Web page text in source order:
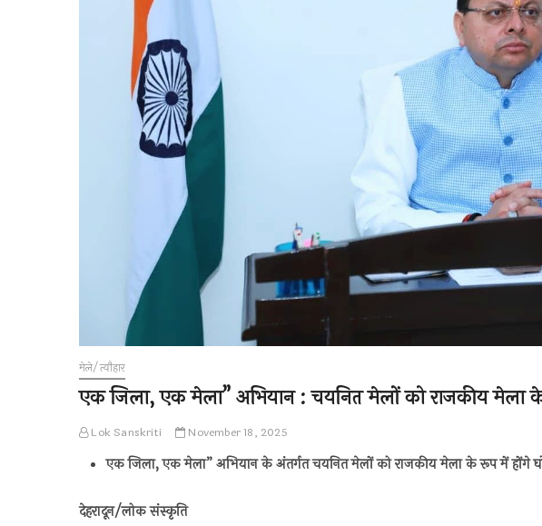
मेले/त्यौहार
एक जिला, एक मेला” अभियान : चयनित मेलों को राजकीय मेला
Lok Sanskriti November 18, 2025
एक जिला, एक मेला” अभियान के अंतर्गत चयनित मेलों को राजकीय मेला के रूप में होंगे
देहरादून/लोक संस्कृति